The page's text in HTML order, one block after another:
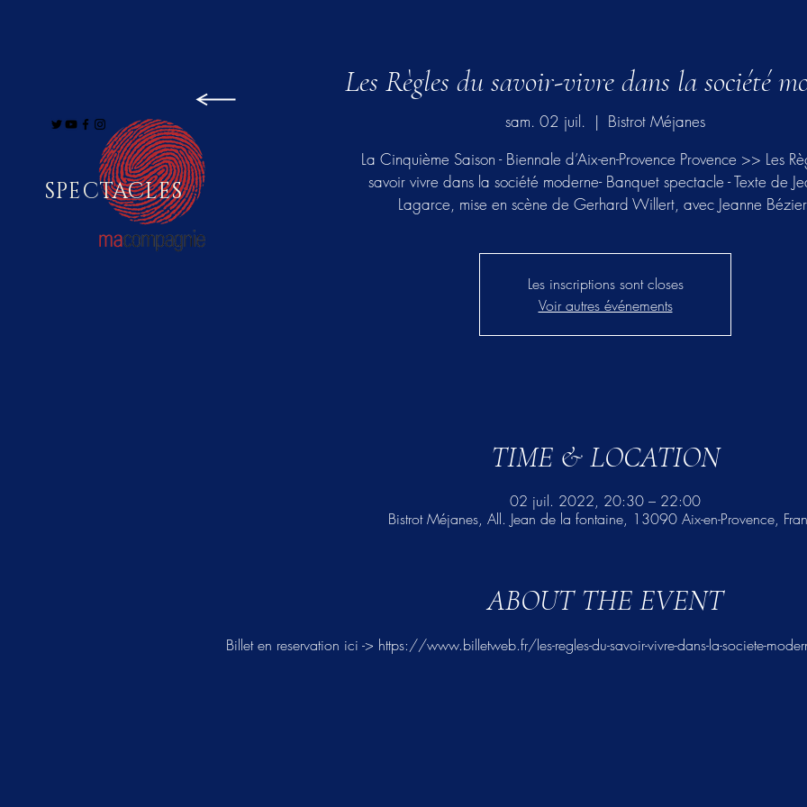
SPECTACLES
Les Règles du savoir-vivre dans la société
sam. 02 juil.
  |
Bistrot Méjanes
La Cinquième Saison - Biennale d’Aix-en-Provence Provence >> Les
savoir vivre dans la société moderne- Banquet spectacle - Texte de
Lagarce, mise en scène de Gerhard Willert, avec Jeanne
Les inscriptions sont closes
Voir autres événements
TIME & LOCATION
02 juil. 2022, 20:30 – 22:00
Bistrot Méjanes, All. Jean de la fontaine, 13090 Aix-en-Provence,
ABOUT THE EVENT
Billet en reservation ici -> https://www.billetweb.fr/les-regles-du-savoir-vivre-dans-la-societe-